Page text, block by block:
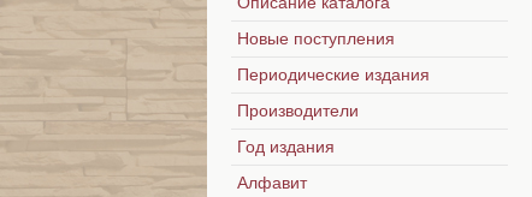
Новые поступления
Периодические издания
Производители
Год издания
Алфавит